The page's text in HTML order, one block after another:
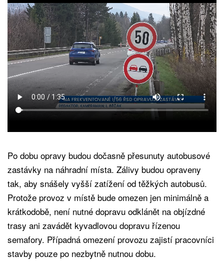
Po dobu opravy budou dočasně přesunuty autobusové
zastávky na náhradní místa. Zálivy budou opraveny
tak, aby snášely vyšší zatížení od těžkých autobusů.
Protože provoz v místě bude omezen jen minimálně a
krátkodobě, není nutné dopravu odklánět na objízdné
trasy ani zavádět kyvadlovou dopravu řízenou
semafory. Případná omezení provozu zajistí pracovníci
stavby pouze po nezbytně nutnou dobu.